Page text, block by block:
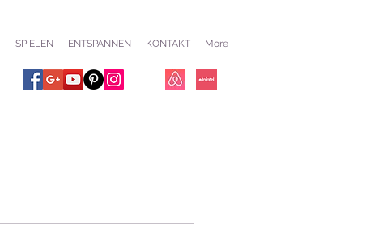
SPIELEN ENTSPANNEN KONTAKT More